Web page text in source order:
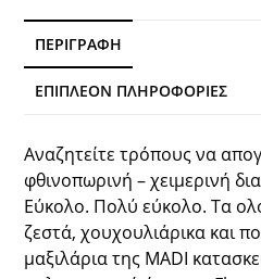
ΠΕΡΙΓΡΑΦΉ
ΕΠΙΠΛΈΟΝ ΠΛΗΡΟΦΟΡΊΕΣ
Αναζητείτε τρόπους να
φθινοπωρινή – χειμερινή
Εύκολο. Πολύ εύκολο. Τα
ζεστά, χουχουλιάρικα και
μαξιλάρια της MADI